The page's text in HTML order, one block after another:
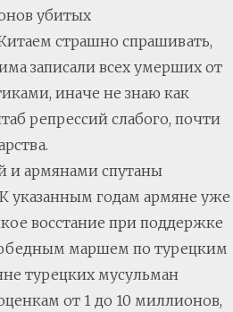
убитых
страшно спрашивать,
записали всех умерших от
иначе не знаю как
репрессий слабого, почти
и армянами спутаны
указанным годам армяне уже
восстание при поддержке
маршем по турецким
турецких мусульман
от 1 до 10 миллионов,